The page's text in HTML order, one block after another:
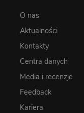
O nas
Aktualności
Kontakty
Centra danych
Media i recenzje
Feedback
Kariera